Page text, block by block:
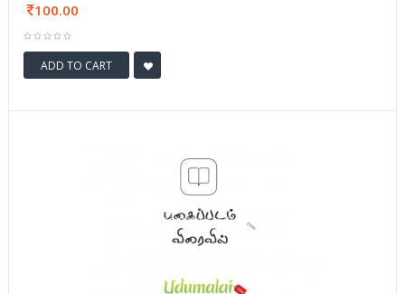
100.00
ADD TO CART